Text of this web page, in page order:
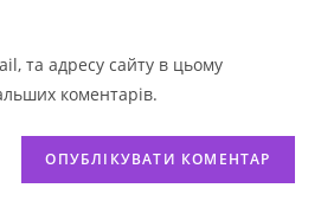
та адресу сайту в цьому
коментарів.